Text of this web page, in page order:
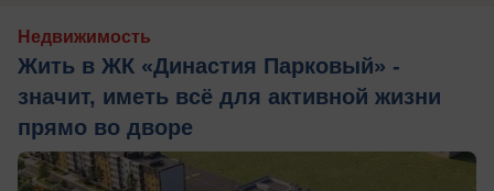
Недвижимость
Жить в ЖК «Династия Парковый» -
значит, иметь всё для активной жизни
прямо во дворе